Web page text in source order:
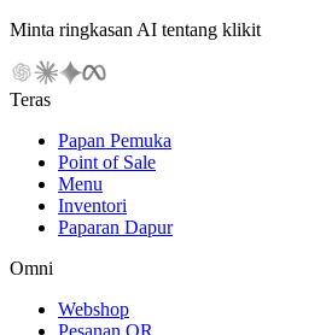
Minta ringkasan AI tentang klikit
Teras
Papan Pemuka
Point of Sale
Menu
Inventori
Paparan Dapur
Omni
Webshop
Pesanan QR